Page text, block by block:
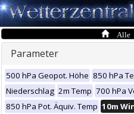
Alle
Parameter
500 hPa Geopot. Höhe 850 hPa
Niederschlag 2m Temp 700 hPa
850 hPa Pot. Äquiv. Temp 10m